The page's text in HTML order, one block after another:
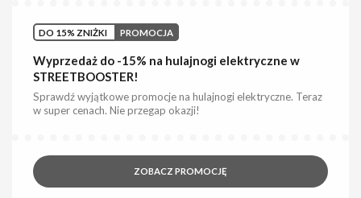
DO 15% ZNIŻKI PROMOCJA
Wyprzedaż do -15% na hulajnogi elektryczne w
STREETBOOSTER!
Sprawdź wyjątkowe promocje na hulajnogi elektryczne. Teraz
w super cenach. Nie przegap okazji!
ZOBACZ PROMOCJĘ